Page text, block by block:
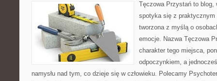
Tęczowa Przystań to
spotyka się z praktycznym
tworzona z myślą o
emocje. Nazwa Tęczowa
charakter tego miejsca,
odpoczynkiem, a
namysłu nad tym, co dzieje się w człowieku. Polecamy